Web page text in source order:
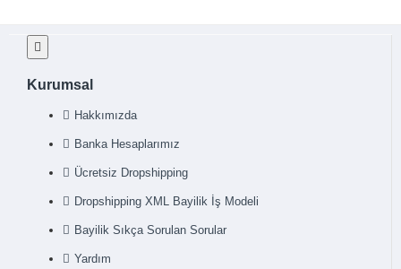
Kurumsal
Hakkımızda
Banka Hesaplarımız
Ücretsiz Dropshipping
Dropshipping XML Bayilik İş Modeli
Bayilik Sıkça Sorulan Sorular
Yardım